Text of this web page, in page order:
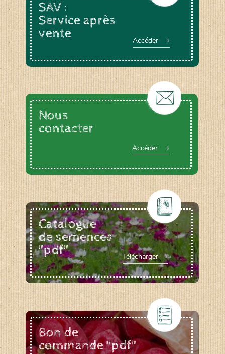
SAV :
Service après
vente
Accéder
Nous
contacter
Accéder
Catalogue
de semences
"pdf"
Télécharger
Bon de
commande "pdf"